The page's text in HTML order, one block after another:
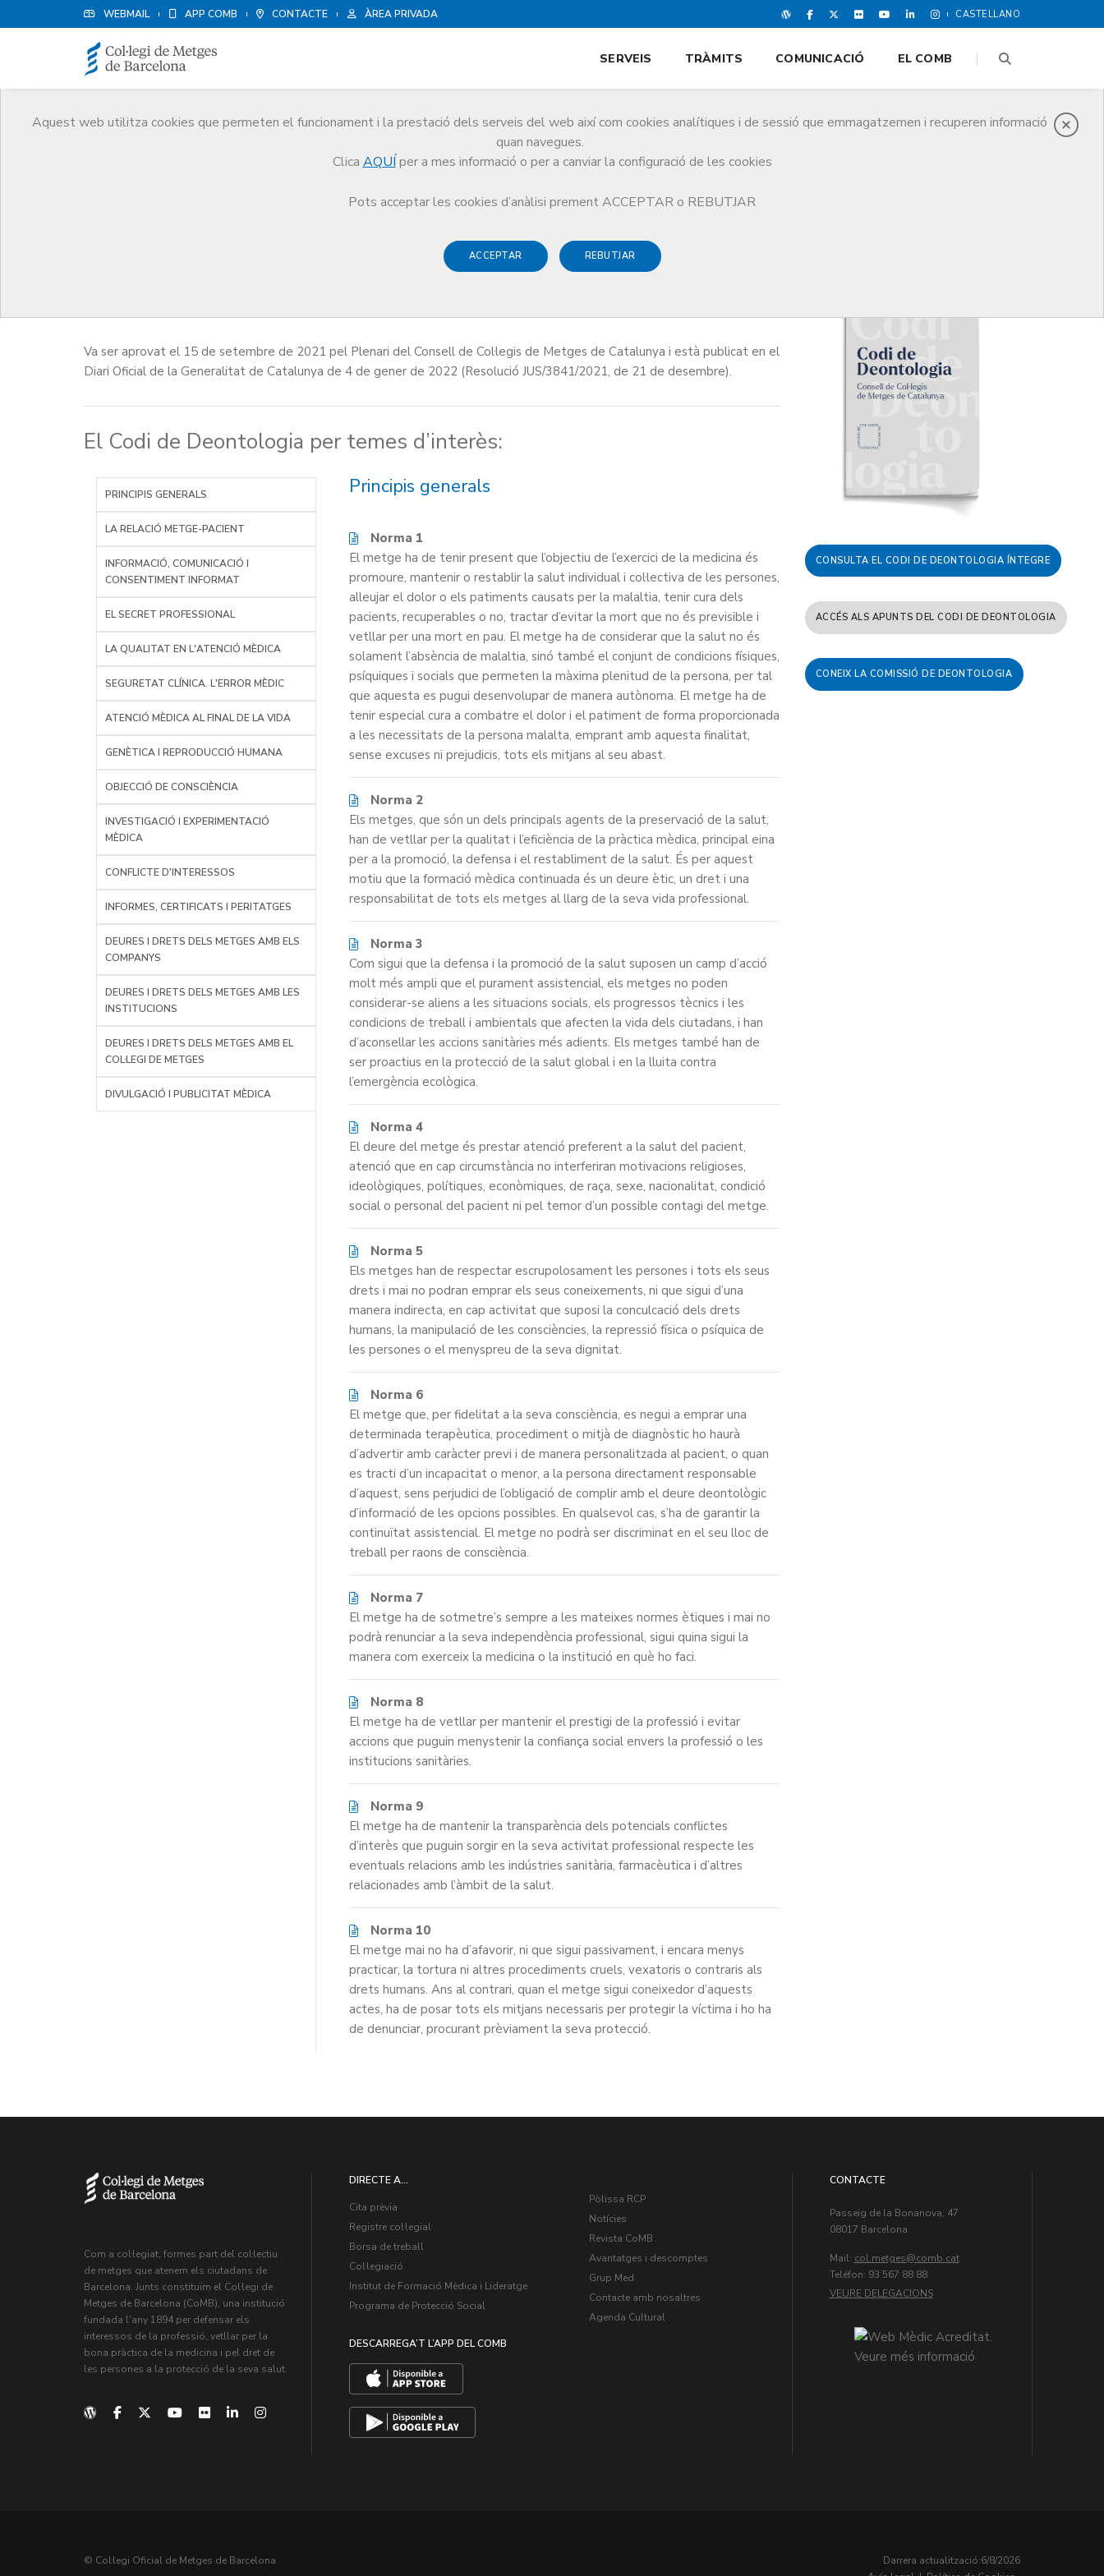
WEBMAIL APP COMB CONTACTE ÀREA PRIVADA CASTELLANO
Aquest web utilitza cookies que permeten el funcionament i la prestació dels serveis del web així com cookies analítiques i de sessió que emmagatzemen i recuperen informació
quan navegues.
Clica AQUÍ per a mes informació o per a canviar la configuració de les cookies
Pots acceptar les cookies d’anàlisi prement ACCEPTAR o REBUTJAR
ACCEPTAR REBUTJAR
SERVEIS TRÀMITS COMUNICACIÓ EL COMB
Va ser aprovat el 15 de setembre de 2021 pel Plenari del Consell de Col·legis de Metges de Catalunya i està publicat en el
Diari Oficial de la Generalitat de Catalunya de 4 de gener de 2022 (Resolució JUS/3841/2021, de 21 de desembre).
El Codi de Deontologia per temes d’interès:
PRINCIPIS GENERALS
LA RELACIÓ METGE-PACIENT
INFORMACIÓ, COMUNICACIÓ I
CONSENTIMENT INFORMAT
EL SECRET PROFESSIONAL
LA QUALITAT EN L'ATENCIÓ MÈDICA
SEGURETAT CLÍNICA. L'ERROR MÈDIC
ATENCIÓ MÈDICA AL FINAL DE LA VIDA
GENÈTICA I REPRODUCCIÓ HUMANA
OBJECCIÓ DE CONSCIÈNCIA
INVESTIGACIÓ I EXPERIMENTACIÓ
MÈDICA
CONFLICTE D'INTERESSOS
INFORMES, CERTIFICATS I PERITATGES
DEURES I DRETS DELS METGES AMB ELS
COMPANYS
DEURES I DRETS DELS METGES AMB LES
INSTITUCIONS
DEURES I DRETS DELS METGES AMB EL
COL·LEGI DE METGES
DIVULGACIÓ I PUBLICITAT MÈDICA
Principis generals
Norma 1
El metge ha de tenir present que l’objectiu de l’exercici de la medicina és
promoure, mantenir o restablir la salut individual i col·lectiva de les persones,
alleujar el dolor o els patiments causats per la malaltia, tenir cura dels
pacients, recuperables o no, tractar d’evitar la mort que no és previsible i
vetllar per una mort en pau. El metge ha de considerar que la salut no és
solament l’absència de malaltia, sinó també el conjunt de condicions físiques,
psíquiques i socials que permeten la màxima plenitud de la persona, per tal
que aquesta es pugui desenvolupar de manera autònoma. El metge ha de
tenir especial cura a combatre el dolor i el patiment de forma proporcionada
a les necessitats de la persona malalta, emprant amb aquesta finalitat,
sense excuses ni prejudicis, tots els mitjans al seu abast.
Norma 2
Els metges, que són un dels principals agents de la preservació de la salut,
han de vetllar per la qualitat i l’eficiència de la pràctica mèdica, principal eina
per a la promoció, la defensa i el restabliment de la salut. És per aquest
motiu que la formació mèdica continuada és un deure ètic, un dret i una
responsabilitat de tots els metges al llarg de la seva vida professional.
Norma 3
Com sigui que la defensa i la promoció de la salut suposen un camp d’acció
molt més ampli que el purament assistencial, els metges no poden
considerar-se aliens a les situacions socials, els progressos tècnics i les
condicions de treball i ambientals que afecten la vida dels ciutadans, i han
d’aconsellar les accions sanitàries més adients. Els metges també han de
ser proactius en la protecció de la salut global i en la lluita contra
l’emergència ecològica.
Norma 4
El deure del metge és prestar atenció preferent a la salut del pacient,
atenció que en cap circumstància no interferiran motivacions religioses,
ideològiques, polítiques, econòmiques, de raça, sexe, nacionalitat, condició
social o personal del pacient ni pel temor d’un possible contagi del metge.
Norma 5
Els metges han de respectar escrupolosament les persones i tots els seus
drets i mai no podran emprar els seus coneixements, ni que sigui d’una
manera indirecta, en cap activitat que suposi la conculcació dels drets
humans, la manipulació de les consciències, la repressió física o psíquica de
les persones o el menyspreu de la seva dignitat.
Norma 6
El metge que, per fidelitat a la seva consciència, es negui a emprar una
determinada terapèutica, procediment o mitjà de diagnòstic ho haurà
d’advertir amb caràcter previ i de manera personalitzada al pacient, o quan
es tracti d’un incapacitat o menor, a la persona directament responsable
d’aquest, sens perjudici de l’obligació de complir amb el deure deontològic
d’informació de les opcions possibles. En qualsevol cas, s’ha de garantir la
continuïtat assistencial. El metge no podrà ser discriminat en el seu lloc de
treball per raons de consciència.
Norma 7
El metge ha de sotmetre’s sempre a les mateixes normes ètiques i mai no
podrà renunciar a la seva independència professional, sigui quina sigui la
manera com exerceix la medicina o la institució en què ho faci.
Norma 8
El metge ha de vetllar per mantenir el prestigi de la professió i evitar
accions que puguin menystenir la confiança social envers la professió o les
institucions sanitàries.
Norma 9
El metge ha de mantenir la transparència dels potencials conflictes
d’interès que puguin sorgir en la seva activitat professional respecte les
eventuals relacions amb les indústries sanitària, farmacèutica i d’altres
relacionades amb l’àmbit de la salut.
Norma 10
El metge mai no ha d’afavorir, ni que sigui passivament, i encara menys
practicar, la tortura ni altres procediments cruels, vexatoris o contraris als
drets humans. Ans al contrari, quan el metge sigui coneixedor d’aquests
actes, ha de posar tots els mitjans necessaris per protegir la víctima i ho ha
de denunciar, procurant prèviament la seva protecció.
CONSULTA EL CODI DE DEONTOLOGIA ÍNTEGRE
ACCÉS ALS APUNTS DEL CODI DE DEONTOLOGIA
CONEIX LA COMISSIÓ DE DEONTOLOGIA
Com a col·legiat, formes part del col·lectiu
de metges que atenem els ciutadans de
Barcelona. Junts constituïm el Col·legi de
Metges de Barcelona (CoMB), una institució
fundada l'any 1894 per defensar els
interessos de la professió, vetllar per la
bona pràctica de la medicina i pel dret de
les persones a la protecció de la seva salut.
DIRECTE A...
Cita prèvia
Registre col·legial
Borsa de treball
Col·legiació
Institut de Formació Mèdica i Lideratge
Programa de Protecció Social
DESCARREGA’T L’APP DEL COMB
Pòlissa RCP
Notícies
Revista CoMB
Avantatges i descomptes
Grup Med
Contacte amb nosaltres
Agenda Cultural
CONTACTE
Passeig de la Bonanova, 47
08017 Barcelona
Mail: col.metges
Teléfon: 93 567 88 88
VEURE DELEGACIONS
© Col·legi Oficial de Metges de Barcelona Darrera actualització:6/8/2026